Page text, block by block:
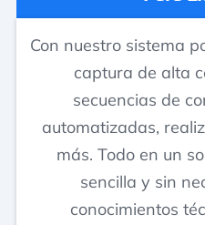
Con nuestro sistema
captura de alta
secuencias de
automatizadas,
más. Todo en un
sencilla y sin
conocimientos